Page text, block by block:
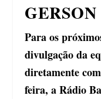
Para os
divulgação da
diretamente
feira, a Rádio